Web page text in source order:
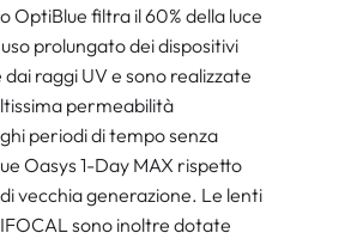
OptiBlue filtra il 60% della luce
prolungato dei dispositivi
raggi UV e sono realizzate
permeabilità
periodi di tempo senza
Oasys 1-Day MAX rispetto
vecchia generazione. Le lenti
sono inoltre dotate